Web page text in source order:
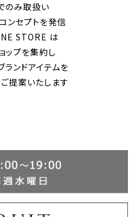
のみ取扱い
ンセプトを発信
STORE は
ップを集約し
ンドアイテムを
提案いたします